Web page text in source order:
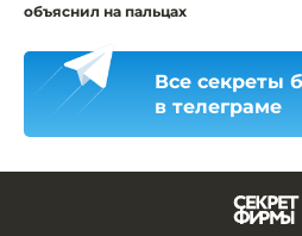
объяснил на пальцах
Все секреты
в телеграме